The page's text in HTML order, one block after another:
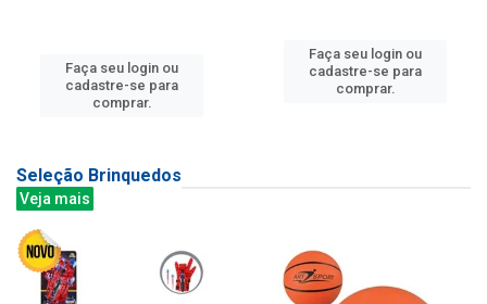
Faça seu login ou
cadastre-se para
comprar.
Faça seu login ou
cadastre-se para
comprar.
Seleção Brinquedos
Veja mais